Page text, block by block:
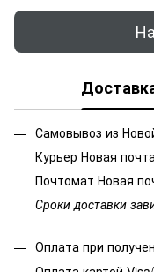
Самовывоз из
Курьер Новая
Почтомат Новая
Сроки доставки
Оплата при